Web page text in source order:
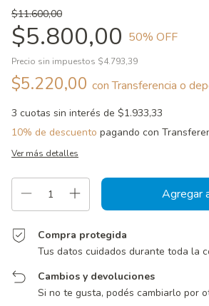
$11.600,00
$5.800,00 50% OFF
Precio sin impuestos $4.793,39
$5.220,00 con Transferencia o
3 cuotas sin interés de $1.933,33
10% de descuento pagando con
Ver más detalles
Compra protegida
Tus datos cuidados durante toda la
Cambios y devoluciones
Si no te gusta, podés cambiarlo por